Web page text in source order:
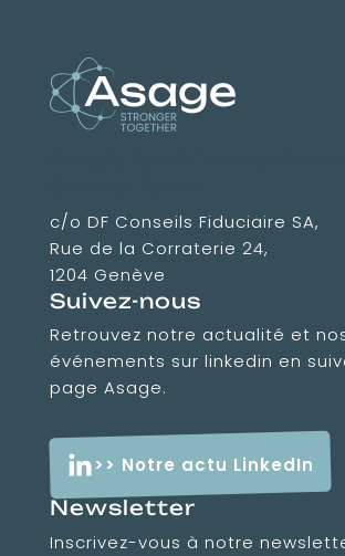
c/o DF Conseils Fiduciaire SA,
Rue de la Corraterie 24,
1204 Genève
Suivez-nous
Retrouvez notre actualité et
événements sur linkedin en
page Asage.
>> Notre actu LinkedIn
Newsletter
Inscrivez-vous à notre